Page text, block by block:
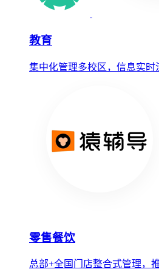
教育
集中化管理多校区，信息实
零售餐饮
总部+全国门店整合式管理，